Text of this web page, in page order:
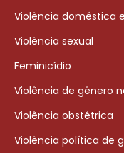
Violência doméstica
Violência sexual
Feminicídio
Violência de gênero
Violência obstétrica
Violência política de